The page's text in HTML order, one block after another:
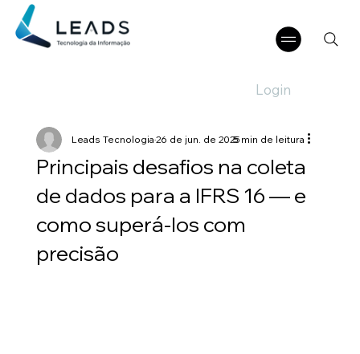
Login
Principais desafios na coleta
de dados para a IFRS 16 — e
como superá-los com
precisão
Leads Tecnologia26 de jun. de 20255 min de leitura